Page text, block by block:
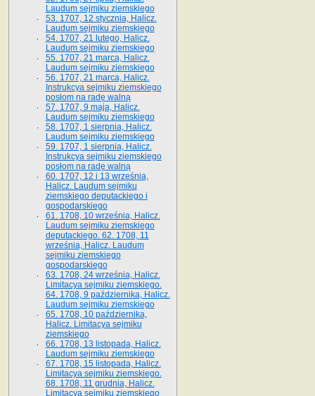
Laudum sejmiku ziemskiego
53. 1707, 12 stycznia, Halicz.
Laudum sejmiku ziemskiego
54. 1707, 21 lutego, Halicz.
Laudum sejmiku ziemskiego
55. 1707, 21 marca, Halicz.
Laudum sejmiku ziemskiego
56. 1707, 21 marca, Halicz.
Instrukcya sejmiku ziemskiego
posłom na radę walną
57. 1707, 9 maja, Halicz.
Laudum sejmiku ziemskiego
58. 1707, 1 sierpnia, Halicz.
Laudum sejmiku ziemskiego
59. 1707, 1 sierpnia, Halicz.
Instrukcya sejmiku ziemskiego
posłom na radę walną
60. 1707, 12 i 13 września,
Halicz. Laudum sejmiku
ziemskiego deputackiego i
gospodarskiego
61. 1708, 10 września, Halicz.
Laudum sejmiku ziemskiego
deputackiego. 62. 1708, 11
września, Halicz. Laudum
sejmiku ziemskiego
gospodarskiego
63. 1708, 24 września, Halicz.
Limitacya sejmiku ziemskiego.
64. 1708, 9 października, Halicz.
Laudum sejmiku ziemskiego
65­. 1708, 10 października,
Halicz. Limitacya sejmiku
ziemskiego
66. 1708, 13 listopada, Halicz.
Laudum sejmiku ziemskiego
67. 1708, 15 listopada, Halicz.
Limitacya sejmiku ziemskiego.
68. 1708, 11 grudnia, Halicz.
Limitacya sejmiku ziemskiego